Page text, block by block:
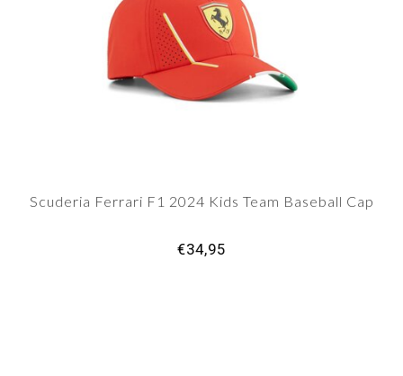
Scuderia Ferrari F1 2024 Kids Team Baseball Cap
€34,95